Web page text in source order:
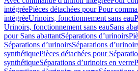
intégréePièces détachées pour Pour
intégréeUrinoirs, fonctionnement sans eau
Urinoirs, fonctionnement sans eauSans
pour Sans abattantSéparations d’urinoirs
Séparations d’urinoirsSéparations
synthétiquePièces détachées pour
synthétiqueSéparations d’urinoirs en verre